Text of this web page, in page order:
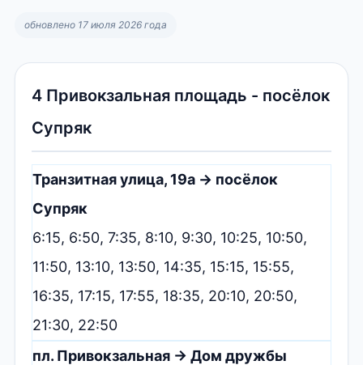
обновлено 17 июля 2026 года
4 Привокзальная площадь - посёлок
Супряк
Транзитная улица, 19а → посёлок
Супряк
6:15, 6:50, 7:35, 8:10, 9:30, 10:25, 10:50,
11:50, 13:10, 13:50, 14:35, 15:15, 15:55,
16:35, 17:15, 17:55, 18:35, 20:10, 20:50,
21:30, 22:50
пл. Привокзальная → Дом дружбы